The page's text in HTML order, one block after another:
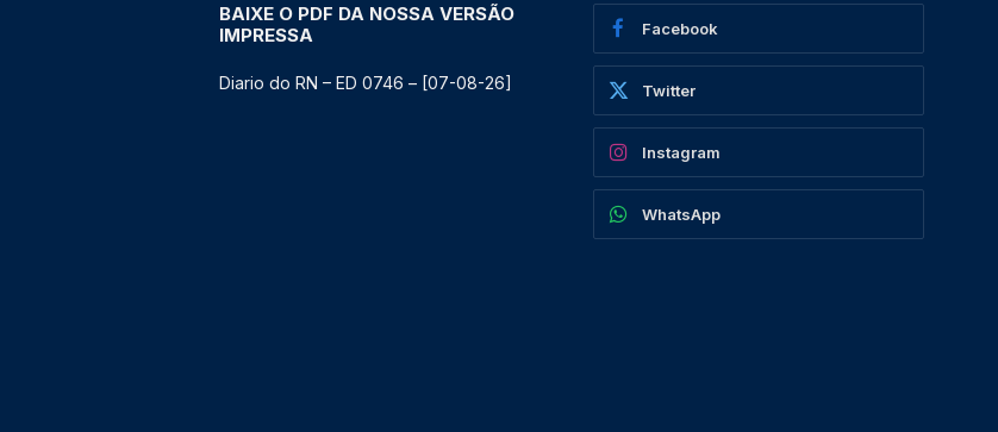
BAIXE O PDF DA NOSSA VERSÃO
IMPRESSA
Diario do RN – ED 0746 – [07-08-26]
Facebook
Twitter
Instagram
WhatsApp